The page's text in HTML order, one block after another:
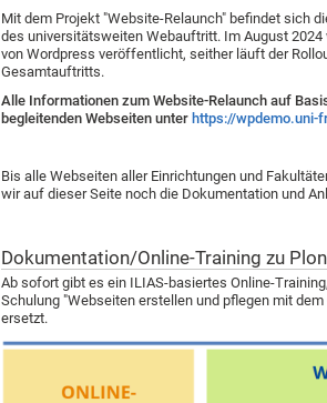
Mit dem Projekt "Website-Relaunch" befindet sich
des universitätsweiten Webauftritt. Im August
von Wordpress veröffentlicht, seither läuft der
Gesamtauftritts.
Alle Informationen zum Website-Relaunch auf
begleitenden Webseiten unter https://wpdemo.uni-
Bis alle Webseiten aller Einrichtungen und
wir auf dieser Seite noch die Dokumentation und
Dokumentation/Online-Training zu
Ab sofort gibt es ein ILIAS-basiertes Online-
Schulung "Webseiten erstellen und pflegen mit
ersetzt.